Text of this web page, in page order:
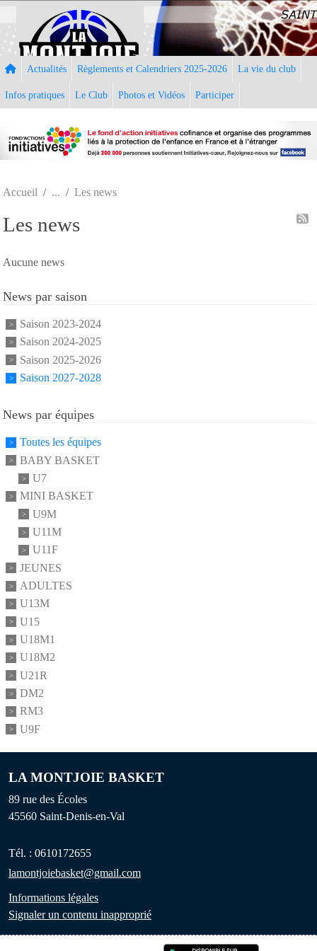
Actualités Règlements et Calendriers 2025-2026 La vie du club
Infos pratiques Le Club Photos et Vidéos Participer
Accueil Les news
Les news
Aucune news
News par saison
Saison 2023-2024
Saison 2024-2025
Saison 2025-2026
Saison 2027-2028
News par équipes
Toutes les équipes
BABY BASKET
U7
MINI BASKET
U9M
U11M
U11F
JEUNES
ADULTES
U13M
U15
U18M1
U18M2
U21R
DM2
RM3
U9F
LA MONTJOIE BASKET
89 rue des Écoles
45560 Saint-Denis-en-Val
Tél. : 0610172655
lamontjoiebasket@gmail.com
Informations légales
Signaler un contenu inapproprié
Panneau de gestion des cookies